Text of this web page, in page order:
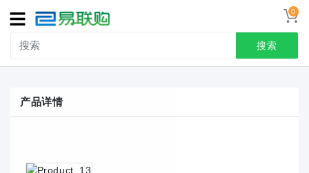
0
搜索
导
航
接线端子
联系我们
产品详情